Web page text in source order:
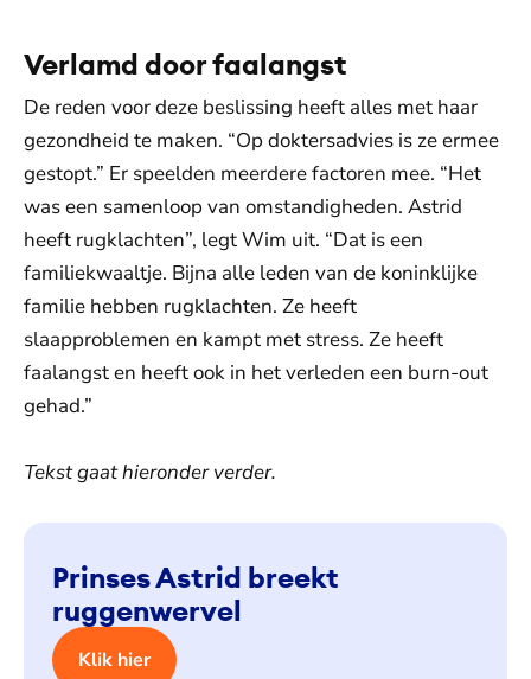
Verlamd door faalangst
De reden voor deze beslissing heeft alles met haar
gezondheid te maken. “Op doktersadvies is ze ermee
gestopt.” Er speelden meerdere factoren mee. “Het
was een samenloop van omstandigheden. Astrid
heeft rugklachten”, legt Wim uit. “Dat is een
familiekwaaltje. Bijna alle leden van de koninklijke
familie hebben rugklachten. Ze heeft
slaapproblemen en kampt met stress. Ze heeft
faalangst en heeft ook in het verleden een burn-out
gehad.”
Tekst gaat hieronder verder.
Prinses Astrid breekt
ruggenwervel
Klik hier